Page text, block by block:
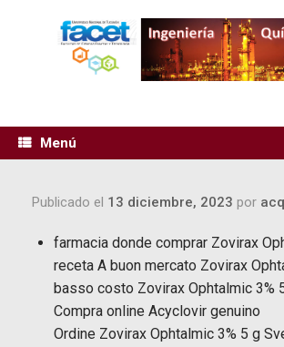
Menú
Publicado el 13 diciembre, 2023 por
farmacia donde comprar Zovirax
receta A buon mercato Zovirax
basso costo Zovirax Ophtalmic 3%
Compra online Acyclovir genuino
Ordine Zovirax Ophtalmic 3% 5 g